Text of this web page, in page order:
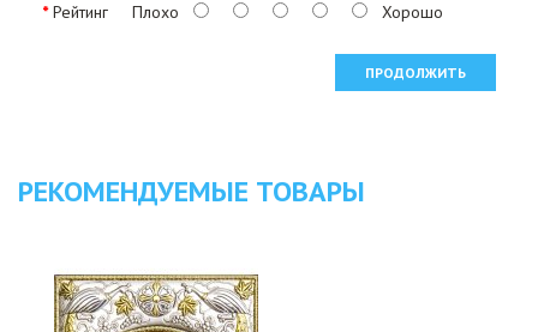
Рейтинг Плохо Хорошо
ПРОДОЛЖИТЬ
РЕКОМЕНДУЕМЫЕ ТОВАРЫ